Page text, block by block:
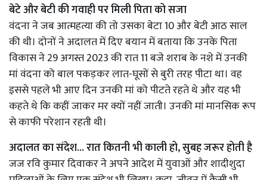
बेटे और बेटी की गवाही पर मिली पिता को सजा
वंदना ने जब आत्महत्या की तो उसका बेटा 10 और बेटी आठ साल
की थी। दोनों ने अदालत में दिए बयान में बताया कि उनके पिता
विकास ने 29 अगस्त 2023 की रात 11 बजे शराब के नशे में उनकी
मां वंदना को बाल पकड़कर लात-घूसों से बुरी तरह पीटा था। वह
इससे पहले भी आए दिन उनकी मां को पीटते रहते थे और यह भी
कहते थे कि कहीं जाकर मर क्यों नहीं जाती। उनकी मां मानसिक रूप
से काफी परेशान रहती थी।
अदालत का संदेश... रात कितनी भी काली हो, सुबह जरूर होती है
जज रवि कुमार दिवाकर ने अपने आदेश में युवाओं और शादीशुदा